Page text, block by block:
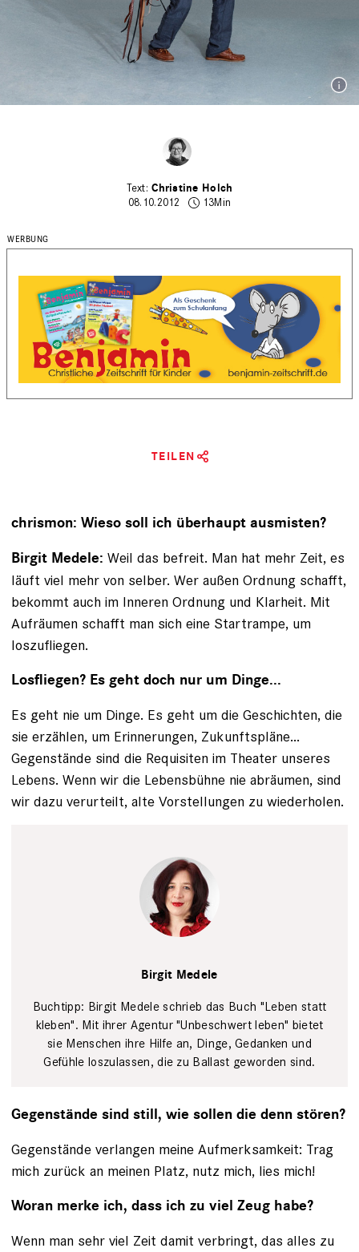
Christine Holch
08.10.2012
13Min
TEILEN
chrismon: Wieso soll ich überhaupt ausmisten?
Birgit Medele: Weil das befreit. Man hat mehr Zeit, es
läuft viel mehr von selber. Wer außen Ordnung schafft,
bekommt auch im Inneren Ordnung und Klarheit. Mit
Aufräumen schafft man sich eine Startrampe, um
loszufliegen.
Losfliegen? Es geht doch nur um Dinge...
Es geht nie um Dinge. Es geht um die Geschichten, die
sie erzählen, um Erinnerungen, Zukunftspläne...
Gegenstände sind die Requisiten im Theater unseres
Lebens. Wenn wir die Lebensbühne nie abräumen, sind
wir dazu verurteilt, alte Vorstellungen zu wiederholen.
Birgit Medele
Buchtipp: Birgit Medele schrieb das Buch "Leben statt
kleben". Mit ihrer Agentur "Unbeschwert leben" bietet
sie Menschen ihre Hilfe an, Dinge, Gedanken und
Gefühle loszulassen, die zu Ballast geworden sind.
Gegenstände sind still, wie sollen die denn stören?
Gegenstände verlangen meine Aufmerksamkeit: Trag
mich zurück an meinen Platz, nutz mich, lies mich!
Woran merke ich, dass ich zu viel Zeug habe?
Wenn man sehr viel Zeit damit verbringt, das alles zu